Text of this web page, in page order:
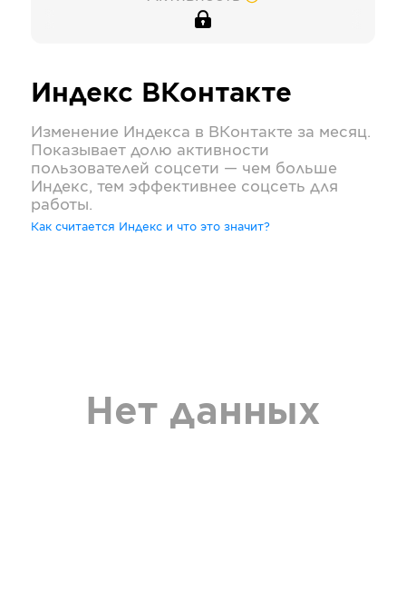
Индекс ВКонтакте
Изменение Индекса в ВКонтакте за месяц.
Показывает долю активности
пользователей соцсети — чем больше
Индекс, тем эффективнее соцсеть для
работы.
Как считается Индекс и что это значит?
Нет данных